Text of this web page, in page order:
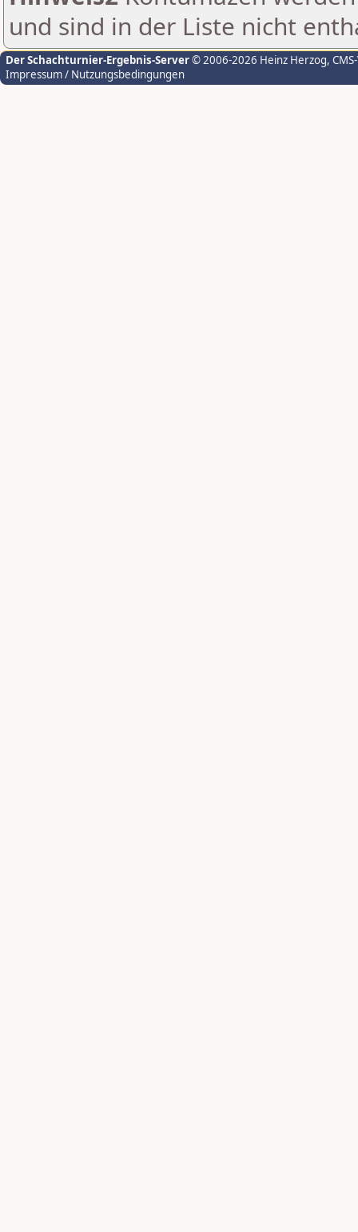
und sind in der Liste nicht
Der Schachturnier-Ergebnis-Server© 2006-2026 Heinz Herzog,
Impressum / Nutzungsbedingungen